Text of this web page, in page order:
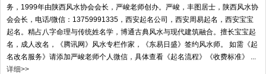
务，1999年由陕西风水协会会长，严峻老师创办。严峻，丰图居士，陕西风水协
会会长，电话/微信：13759991335，西安起名公司，西安周易起名，西安宝宝
起名。精占八字命理与传统姓名学，博通古典风水与现代建筑融合。擅长宝宝起
名，成人改名，《腾讯网》风水专栏作家，《东易日盛》签约风水师。 如需《起
名改名服务》请添加严峻老师个人微信，具体查看《起名流程》《收费标准》 ...
详细>>